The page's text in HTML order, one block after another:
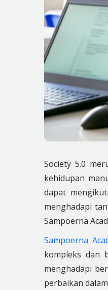
Society 5.0
kehidupan
dapat
menghadapi
Sampoerna
Sampoerna
kompleks dan
menghadapi
perbaikan